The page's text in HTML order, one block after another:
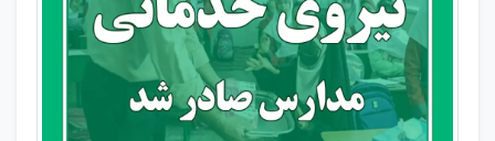
سرایدار